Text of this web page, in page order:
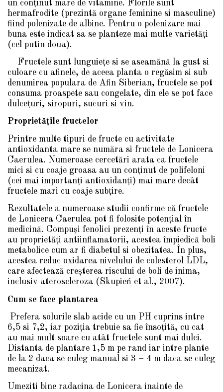
un conţinut mare de vitamine. Florile sunt
hermafrodite (prezintă organe feminine si masculine)
fiind polenizate de albine. Pentru o polenizare mai
buna este indicat sa se planteze mai multe varietăţi
(cel putin doua).
Fructele sunt lunguieţe si se aseamănă la gust si
culoare cu afinele, de aceea planta o regăsim si sub
denumirea populara de Afin Siberian, fructele se pot
consuma proaspete sau congelate, din ele se pot face
dulceţuri, siropuri, sucuri si vin.
Proprietăţile fructelor
Printre multe tipuri de fructe cu activitate
antioxidanta mare se număra si fructele de Lonicera
Caerulea. Numeroase cercetări arata ca fructele
mici si cu coaje groasa au un conţinut de polifeloni
(cei mai importanţi antioxidanţi) mai mare decât
fructele mari cu coaje subţire.
Rezultatele a numeroase studii confirme că fructele
de Lonicera Caerulea pot fi folosite potențial în
medicină. Compuși fenolici prezenți în aceste fructe
au proprietăţi antiinflamatorii, acestea împiedică boli
metabolice cum ar fi diabetul si obezitatea. În plus,
acestea reduc oxidarea nivelului de colesterol LDL,
care afectează creșterea riscului de boli de inima,
inclusiv ateroscleroza (Skupień et al., 2007).
Cum se face plantarea
Prefera solurile slab acide cu un PH cuprins intre
6,5 si 7,2, iar poziţia trebuie sa fie însoţită, cu cat
au mai mult soare cu atât fructele sunt mai dulci.
Distanta de plantare 1,5 m pe rand iar intre plante
de la 2 daca se culeg manual si 3 – 4 m daca se culeg
mecanizat.
Umeziti bine radacina de Lonicera inainte de